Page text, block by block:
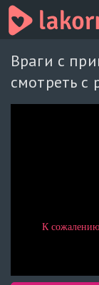
Враги с
смотреть с